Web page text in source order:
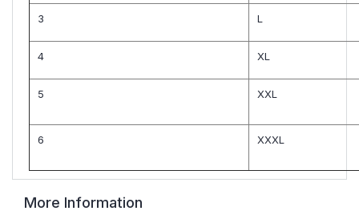
3 L
4 XL
5 XXL
6 XXXL
More Information